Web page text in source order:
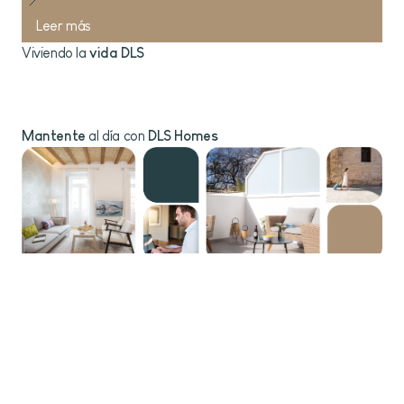
Leer más
Viviendo lavida DLS
Mantente al día con DLS Homes